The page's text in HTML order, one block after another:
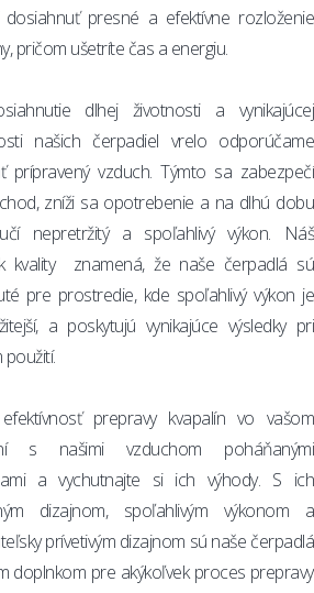
dosiahnuť presné a efektívne rozloženie
pričom ušetríte čas a energiu.
dlhej životnosti a vynikajúcej
našich čerpadiel vrelo odporúčame
prípravený vzduch. Týmto sa zabezpečí
zníži sa opotrebenie a na dlhú dobu
nepretržitý a spoľahlivý výkon. Náš
kvality znamená, že naše čerpadlá sú
pre prostredie, kde spoľahlivý výkon je
a poskytujú vynikajúce výsledky pri
použití.
prepravy kvapalín vo vašom
s našimi vzduchom poháňanými
a vychutnajte si ich výhody. S ich
dizajnom, spoľahlivým výkonom a
prívetivým dizajnom sú naše čerpadlá
doplnkom pre akýkoľvek proces prepravy